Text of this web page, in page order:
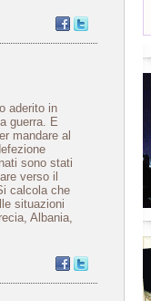
aderito in
guerra. E
mandare al
sono stati
verso il
calcola che
situazioni
Albania,